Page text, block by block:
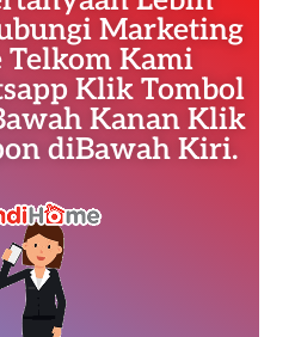
Marketing
Kami
Klik Tombol
Kanan Klik
diBawah Kiri.